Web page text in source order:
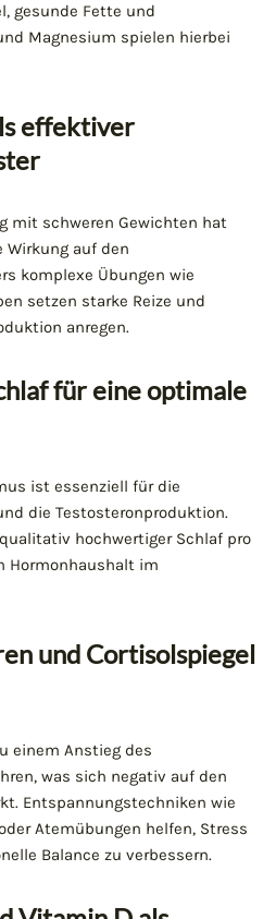
gesunde Fette und
Magnesium spielen hierbei
effektiver
mit schweren Gewichten hat
auf den
komplexe Übungen wie
setzen starke Reize und
anregen.
für eine optimale
ist essenziell für die
die Testosteronproduktion.
hochwertiger Schlaf pro
Hormonhaushalt im
und Cortisolspiegel
einem Anstieg des
was sich negativ auf den
Entspannungstechniken wie
Atemübungen helfen, Stress
Balance zu verbessern.